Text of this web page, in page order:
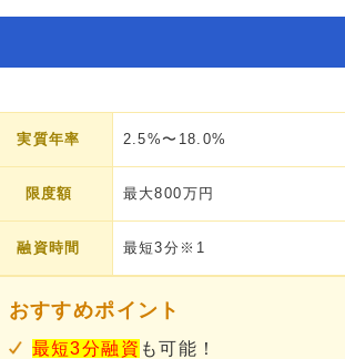
実質年率 2.5%〜18.0%
限度額 最大800万円
融資時間 最短3分※1
おすすめポイント
最短3分融資 も可能！